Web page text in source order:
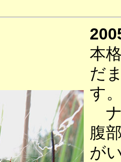
本
だ
す
ナ
腹
が